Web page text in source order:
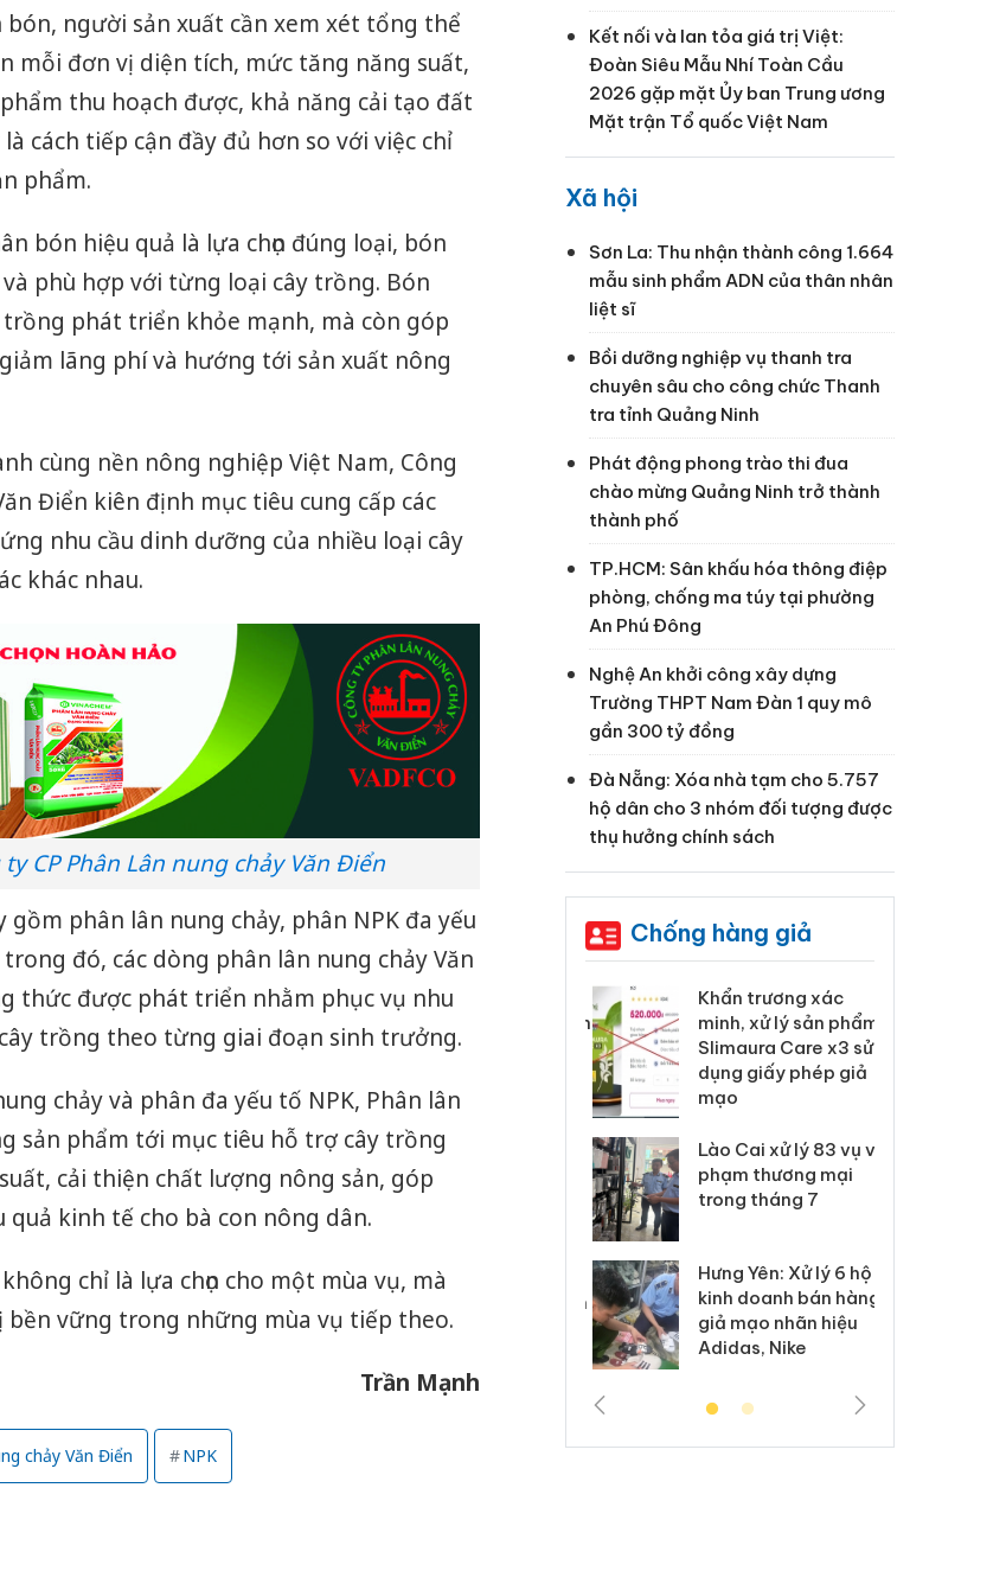
người sản xuất cần xem xét tổng thể
mỗi đơn vị diện tích, mức tăng năng suất,
thu hoạch được, khả năng cải tạo đất
cách tiếp cận đầy đủ hơn so với việc chỉ
phẩm.
bón hiệu quả là lựa chọn đúng loại, bón
phù hợp với từng loại cây trồng. Bón
phát triển khỏe mạnh, mà còn góp
lãng phí và hướng tới sản xuất nông
cùng nền nông nghiệp Việt Nam, Công
Điển kiên định mục tiêu cung cấp các
nhu cầu dinh dưỡng của nhiều loại cây
khác nhau.
CP Phân Lân nung chảy Văn Điển
phân lân nung chảy, phân NPK đa yếu
đó, các dòng phân lân nung chảy Văn
thức được phát triển nhằm phục vụ nhu
trồng theo từng giai đoạn sinh trưởng.
chảy và phân đa yếu tố NPK, Phân lân
sản phẩm tới mục tiêu hỗ trợ cây trồng
cải thiện chất lượng nông sản, góp
kinh tế cho bà con nông dân.
chỉ là lựa chọn cho một mùa vụ, mà
vững trong những mùa vụ tiếp theo.
Trần Mạnh
chảy Văn Điển NPK
Kết nối và lan tỏa giá trị Việt:
Đoàn Siêu Mẫu Nhí Toàn Cầu
2026 gặp mặt Ủy ban Trung ương
Mặt trận Tổ quốc Việt Nam
Xã hội
Sơn La: Thu nhận thành công 1.664
mẫu sinh phẩm ADN của thân nhân
liệt sĩ
Bồi dưỡng nghiệp vụ thanh tra
chuyên sâu cho công chức Thanh
tra tỉnh Quảng Ninh
Phát động phong trào thi đua
chào mừng Quảng Ninh trở thành
thành phố
TP.HCM: Sân khấu hóa thông điệp
phòng, chống ma túy tại phường
An Phú Đông
Nghệ An khởi công xây dựng
Trường THPT Nam Đàn 1 quy mô
gần 300 tỷ đồng
Đà Nẵng: Xóa nhà tạm cho 5.757
hộ dân cho 3 nhóm đối tượng được
thụ hưởng chính sách
Chống hàng giả
Cà Mau: Tiêu hủy
công khai hàng ngàn
sản phẩm nhập lậu,
kinh doanh
Công an Thanh Hóa
tìm bị hại trong vụ
án sản xuất, buôn
Thanh Hóa: Tìm bị
bán bình sữa
Khẩn trương xác
minh, xử lý sản phẩm
Slimaura Care x3 sử
dụng giấy phép giả
mạo
Lào Cai xử lý 83 vụ vi
phạm thương mại
trong tháng 7
Hưng Yên: Xử lý 6 hộ
kinh doanh bán hàng
giả mạo nhãn hiệu
Adidas, Nike